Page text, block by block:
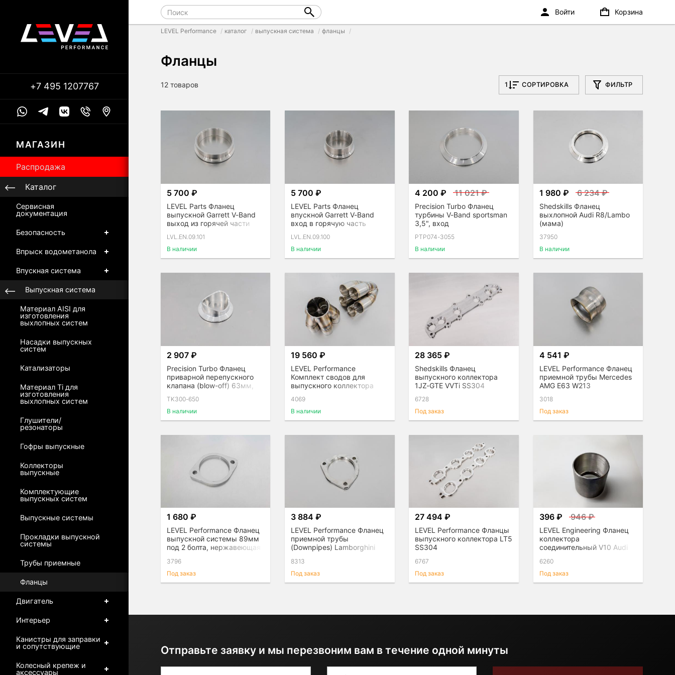
LEVEL Performance каталог выпускная система фланцы
Фланцы
12 товаров 1 СОРТИРОВКА ФИЛЬТР
5 700 ₽
LEVEL Parts Фланец
выпускной Garrett V-Band
выход из горячей части
LVL.EN.09.101
В наличии
5 700 ₽
LEVEL Parts Фланец
впускной Garrett V-Band
вход в горячую часть
LVL.EN.09.100
В наличии
4 200 ₽ 11 021 ₽
Precision Turbo Фланец
турбины V-Band sportsman
3,5", вход
PTP074-3055
В наличии
1 980 ₽ 6 234 ₽
Shedskills Фланец
выхлопной Audi R8/Lambo
(мама)
37950
В наличии
2 907 ₽
Precision Turbo Фланец
приварной перепускного
клапана (blow-off) 63мм,
TK300-650
В наличии
19 560 ₽
LEVEL Performance
Комплект сводов для
выпускного коллектора
4069
В наличии
28 365 ₽
Shedskills Фланец
выпускного коллектора
1JZ-GTE VVTi SS304
6728
Под заказ
4 541 ₽
LEVEL Performance Фланец
приемной трубы Mercedes
AMG E63 W213
3018
Под заказ
1 680 ₽
LEVEL Performance Фланец
выпускной системы 89мм
под 2 болта, нержавеющая
3796
Под заказ
3 884 ₽
LEVEL Performance Фланец
приемной трубы
(Downpipes) Lamborghini
8313
Под заказ
27 494 ₽
LEVEL Performance Фланцы
выпускного коллектора LT5
SS304
6767
Под заказ
396 ₽ 946 ₽
LEVEL Engineering Фланец
коллектора
соединительный V10 Audi
6260
Под заказ
Отправьте заявку и мы перезвоним вам в течение одной минуты
+7 495 1207767
МАГАЗИН
Распродажа
Каталог
Сервисная
документация
Безопасность
Впрыск водометанола
Впускная система
Выпускная система
Материал AISI для
изготовления
выхлопных систем
Насадки выпускных
систем
Катализаторы
Материал Ti для
изготовления
выхлопных систем
Глушители/
резонаторы
Гофры выпускные
Коллекторы
выпускные
Комплектующие
выпускных систем
Выпускные системы
Прокладки выпускной
системы
Трубы приемные
Фланцы
Двигатель
Интерьер
Канистры для заправки
и сопутствующие
Колесный крепеж и
аксессуары
Войти Корзина